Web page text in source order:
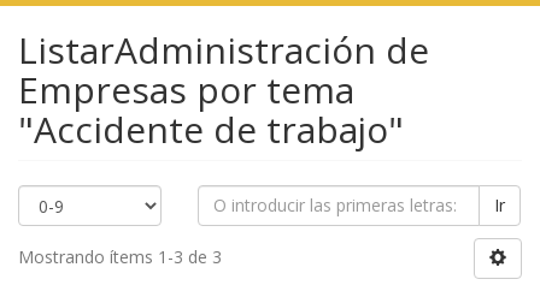
ListarAdministración de
Empresas por tema
"Accidente de trabajo"
Ir
Mostrando ítems 1-3 de 3